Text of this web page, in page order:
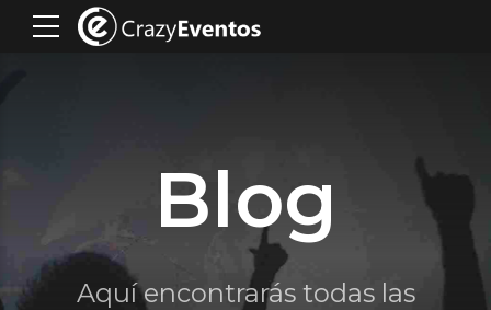
Blog
Aquí encontrarás todas las